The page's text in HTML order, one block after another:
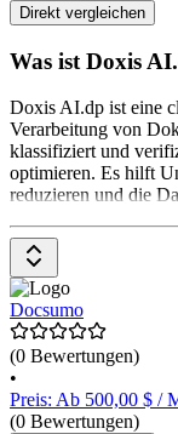
Direkt vergleichen
Was ist Doxis
Doxis AI.dp ist eine
Verarbeitung von
klassifiziert und
optimieren. Es hilft
reduzieren und die
Docsumo
(0 Bewertungen)
•
Preis: Ab 500,00 $ /
(0 Bewertungen)